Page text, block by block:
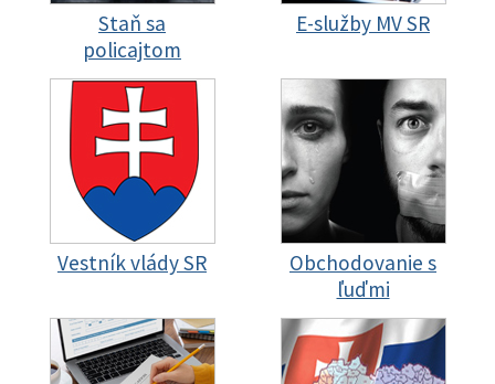
Staň sa
policajtom
E-služby MV SR
Vestník vlády SR
Obchodovanie s
ľuďmi